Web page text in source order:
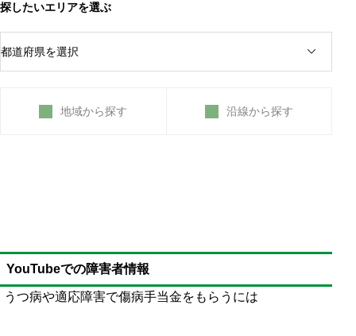
探したいエリアを選ぶ
地域から探す 沿線から探す
YouTubeでの障害者情報
うつ病や適応障害で傷病手当金をもらうには